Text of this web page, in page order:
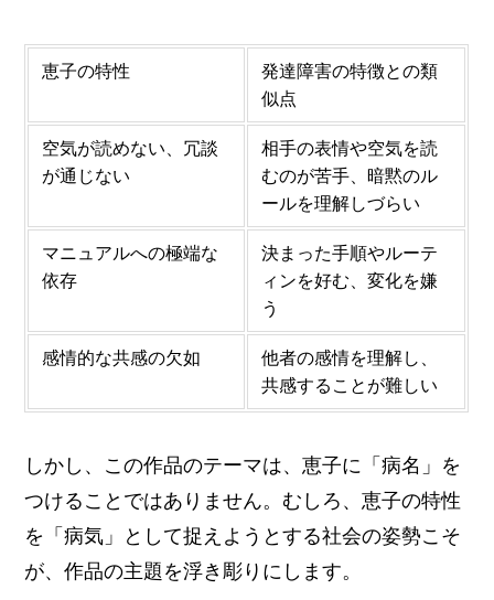
恵子の特性
発達障害の特徴との類
似点
空気が読めない、冗談
が通じない
相手の表情や空気を読
むのが苦手、暗黙のル
ールを理解しづらい
マニュアルへの極端な
依存
決まった手順やルーテ
ィンを好む、変化を嫌
う
感情的な共感の欠如
他者の感情を理解し、
共感することが難しい
しかし、この作品のテーマは、恵子に「病名」を
つけることではありません。むしろ、恵子の特性
を「病気」として捉えようとする社会の姿勢こそ
が、作品の主題を浮き彫りにします。